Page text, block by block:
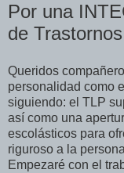
Por una
de
Queridos
personalidad como
siguiendo: el TLP
así como una
escolásticos para
riguroso a la
Empezaré con el